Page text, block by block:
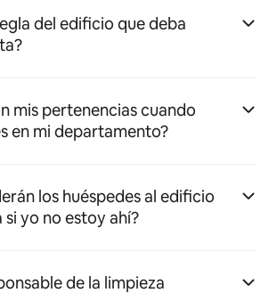
del edificio que deba
mis pertenencias cuando
en mi departamento?
los huéspedes al edificio
si yo no estoy ahí?
de la limpieza